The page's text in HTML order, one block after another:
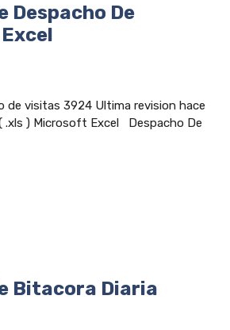
Despacho De
de visitas 3924 Ultima revision hace
.xls ) Microsoft Excel Despacho De
Bitacora Diaria